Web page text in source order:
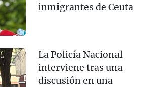
inmigrantes de Ceuta
La Policía Nacional
interviene tras una
discusión en una